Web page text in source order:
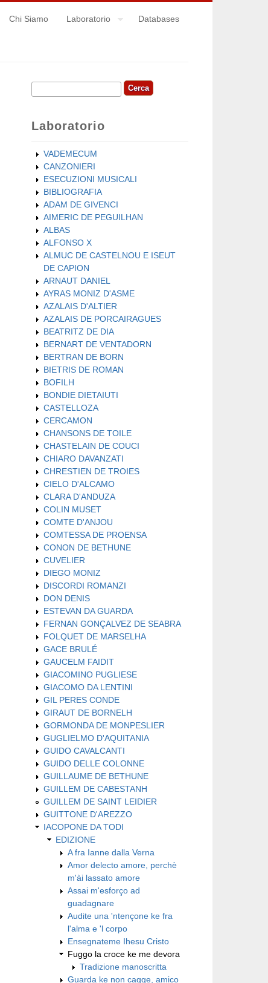
Chi Siamo Laboratorio Databases
Form di ricerca
Cerca
Laboratorio
VADEMECUM
CANZONIERI
ESECUZIONI MUSICALI
BIBLIOGRAFIA
ADAM DE GIVENCI
AIMERIC DE PEGUILHAN
ALBAS
ALFONSO X
ALMUC DE CASTELNOU E ISEUT
DE CAPION
ARNAUT DANIEL
AYRAS MONIZ D'ASME
AZALAIS D'ALTIER
AZALAIS DE PORCAIRAGUES
BEATRITZ DE DIA
BERNART DE VENTADORN
BERTRAN DE BORN
BIETRIS DE ROMAN
BOFILH
BONDIE DIETAIUTI
CASTELLOZA
CERCAMON
CHANSONS DE TOILE
CHASTELAIN DE COUCI
CHIARO DAVANZATI
CHRESTIEN DE TROIES
CIELO D'ALCAMO
CLARA D'ANDUZA
COLIN MUSET
COMTE D'ANJOU
COMTESSA DE PROENSA
CONON DE BETHUNE
CUVELIER
DIEGO MONIZ
DISCORDI ROMANZI
DON DENIS
ESTEVAN DA GUARDA
FERNAN GONÇALVEZ DE SEABRA
FOLQUET DE MARSELHA
GACE BRULÉ
GAUCELM FAIDIT
GIACOMINO PUGLIESE
GIACOMO DA LENTINI
GIL PERES CONDE
GIRAUT DE BORNELH
GORMONDA DE MONPESLIER
GUGLIELMO D'AQUITANIA
GUIDO CAVALCANTI
GUIDO DELLE COLONNE
GUILLAUME DE BETHUNE
GUILLEM DE CABESTANH
GUILLEM DE SAINT LEIDIER
GUITTONE D'AREZZO
IACOPONE DA TODI
EDIZIONE
A fra Ianne dalla Verna
Amor delecto amore, perchè
m'ài lassato amore
Assai m'esforço ad
guadagnare
Audite una 'ntençone ke fra
l'alma e 'l corpo
Ensegnateme Ihesu Cristo
Fuggo la croce ke me devora
Tradizione manoscritta
Guarda ke non cagge, amico